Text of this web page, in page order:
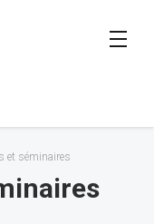
et séminaires